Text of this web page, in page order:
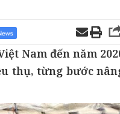
Nam đến năm
thụ, từng bước